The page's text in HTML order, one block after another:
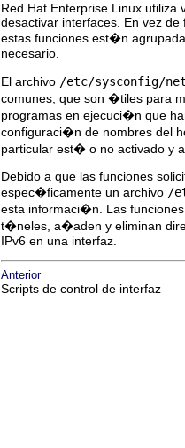
Red Hat Enterprise Linux utiliza
desactivar interfaces. En vez
estas funciones est�n
necesario.
El archivo /etc/sysconfig/
comunes, que son �tiles para
programas en ejecuci�n que
configuraci�n de nombres del
particular est� o no activado y
Debido a que las funciones
espec�ficamente un archivo /
esta informaci�n. Las
t�neles, a�aden y eliminan
IPv6 en una interfaz.
Anterior
Scripts de control de interfaz